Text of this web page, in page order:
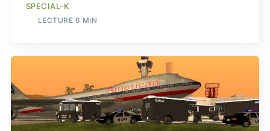
SPECIAL-K
LECTURE 6 MIN